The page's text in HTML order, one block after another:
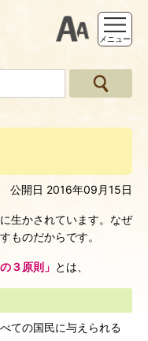
支援ツー
メニュー
公開日 2016年09月15日
生かされています。なぜ
ものだからです。
３原則」 とは、
ての国民に与えられる